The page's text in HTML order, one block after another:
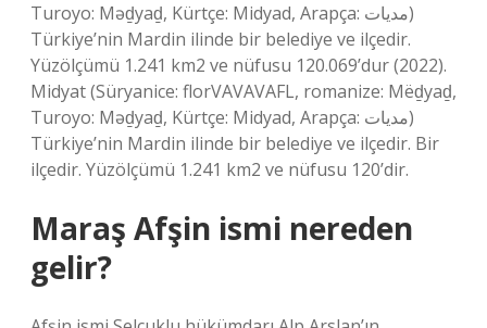
Turoyo: Məḏyaḏ, Kürtçe: Midyad, Arapça: مديات‎)
Türkiye’nin Mardin ilinde bir belediye ve ilçedir.
Yüzölçümü 1.241 km2 ve nüfusu 120.069’dur (2022).
Midyat (Süryanice: florVAVAVAFL, romanize: Mëḏyaḏ,
Turoyo: Məḏyaḏ, Kürtçe: Midyad, Arapça: مديات‎)
Türkiye’nin Mardin ilinde bir belediye ve ilçedir. Bir
ilçedir. Yüzölçümü 1.241 km2 ve nüfusu 120’dir.
Maraş Afşin ismi nereden
gelir?